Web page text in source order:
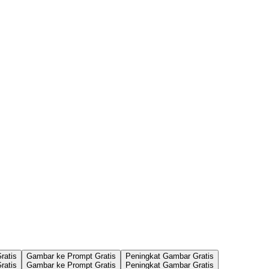
Gambar ke Prompt Gratis
Gambar ke Prompt Gratis
Peningkat Gambar Gratis
Peningkat Gambar Gratis